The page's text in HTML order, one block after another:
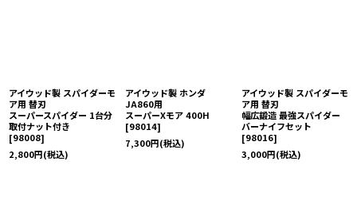
アイウッド製 スパイダーモ
ア用 替刃
スーパースパイダー 1台分
取付ナット付き
[98008]
2,800円(税込)
アイウッド製 ホンダ
JA860用
スーパーXモア 400H
[98014]
7,300円(税込)
アイウッド製 スパイダーモ
ア用 替刃
幅広鍛造 最強スパイダー
バーナイフセット
[98016]
3,000円(税込)